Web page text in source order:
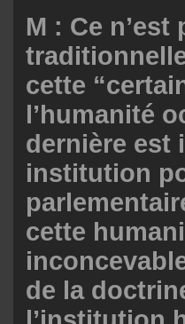
M : Ce
cette
l’humanité
dernière est
institution
cette
de la